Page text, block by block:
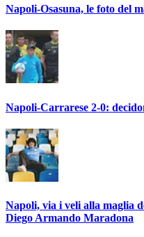
Napoli-Osasuna, le foto del
Napoli-Carrarese 2-0:
Napoli, via i veli alla maglia
Diego Armando Maradona